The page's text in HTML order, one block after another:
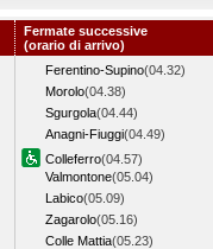
Fermate successive
(orario di arrivo)
Ferentino-Supino(04.32)
Morolo(04.38)
Sgurgola(04.44)
Anagni-Fiuggi(04.49)
Colleferro(04.57)
Valmontone(05.04)
Labico(05.09)
Zagarolo(05.16)
Colle Mattia(05.23)